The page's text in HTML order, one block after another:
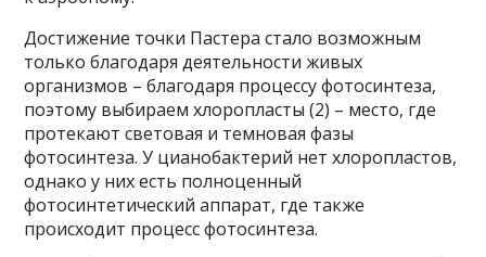
Достижение точки Пастера стало возможным
только благодаря деятельности живых
организмов – благодаря процессу фотосинтеза,
поэтому выбираем хлоропласты (2) – место, где
протекают световая и темновая фазы
фотосинтеза. У цианобактерий нет хлоропластов,
однако у них есть полноценный
фотосинтетический аппарат, где также
происходит процесс фотосинтеза.